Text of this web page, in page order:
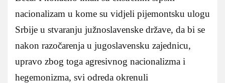
nacionalizam u kome su vidjeli pijemontsku ulogu
Srbije u stvaranju južnoslavenske države, da bi se
nakon razočarenja u jugoslavensku zajednicu,
upravo zbog toga agresivnog nacionalizma i
hegemonizma, svi odreda okrenuli